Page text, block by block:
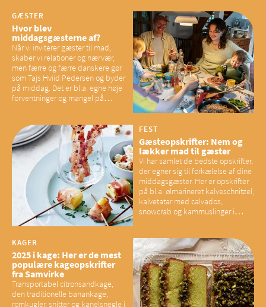
GÆSTER
Hvor blev
middagsgæsterne af?
Når vi inviterer gæster til mad,
skaber vi relationer og nærvær,
men færre og færre danskere gør
som Tajs Hviid Pedersen og byder
på middag. Det er bl.a. egne høje
forventninger og mangel på
have konsekvenser for vores
sociale fællesskaber
FEST
Gæsteopskrifter: Nem og
lækker mad til gæster
Vi har samlet de bedste opskrifter,
der egner sig til forkælelse af dine
middagsgæster. Her er opskrifter
på bl.a. ølmarineret kalveschnitzel,
kalvetatar med calvados,
snowcrab og kammuslinger i
KAGER
2025 i kage: Her er de mest
populære kageopskrifter
fra Samvirke
Transportabel citronsandkage,
den traditionelle banankage,
romkugler, snitter og kanelsnegle i